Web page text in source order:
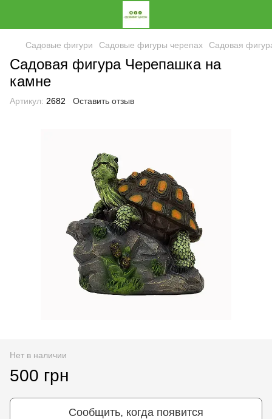
Садовые фигури Садовые фигуры черепах Садовая
Садовая фигура Черепашка на
камне
Артикул: 2682 Оставить отзыв
Нет в наличии
500 грн
Сообщить, когда появится